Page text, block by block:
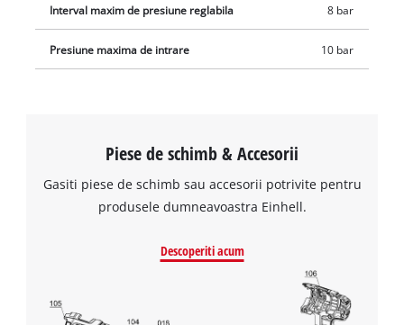
reglabil este de pana la 8 bar. Elementul filtrant pentru
captarea particulelor de ulei si apa din aerul comprimat este
inlocuibil. Reductorul de presiune al filtrului este echipat cu o
Interval maxim de presiune reglabila 8 bar
Presiune maxima de intrare 10 bar
Piese de schimb & Accesorii
Gasiti piese de schimb sau accesorii potrivite pentru
produsele dumneavoastra Einhell.
Descoperiti acum